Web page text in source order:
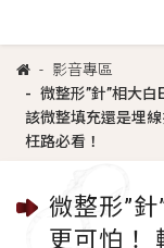
影音專區
微整形”針”相大
該微整填充還是埋
枉路必看！
微整形”
更可怕！